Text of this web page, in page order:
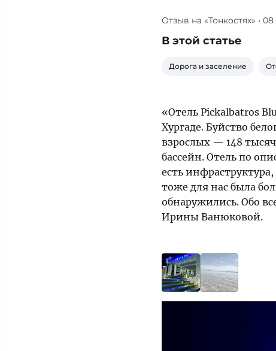
Отель
по
нам
новый,
красивый,
рядом
есть
инфраструктура,
а
не
пустыня
Концепция
“только
для
Отзыв на «Тонкостях» •
В этой статье
Дорога и заселение
«Отель Pickalbatros
Хургаде. Буйство
взрослых — 148
бассейн. Отель по
есть
тоже для нас была
обнаружились. Обо
Ирины Ванюковой.